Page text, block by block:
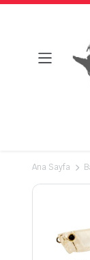
Ana Sayfa